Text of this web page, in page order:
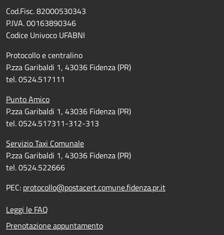
Cod.Fisc. 82000530343
P.IVA. 00163890346
Codice Univoco UFABNI
Protocollo e centralino
P.zza Garibaldi 1, 43036 Fidenza (PR)
tel. 0524.517111
Punto Amico
P.zza Garibaldi 1, 43036 Fidenza (PR)
tel. 0524.517311-312-313
Servizio Taxi Comunale
P.zza Garibaldi 1, 43036 Fidenza (PR)
tel. 0524.522666
PEC: protocollo@postacert.comune.fidenza.pr.it
Leggi le FAQ
Prenotazione appuntamento